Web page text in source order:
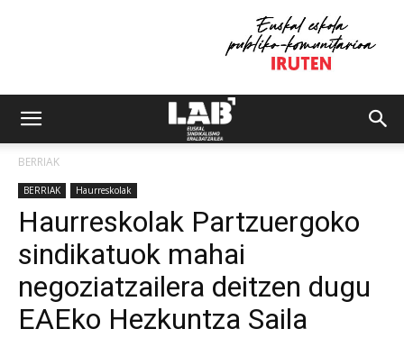
BERRIAK
BERRIAK Haurreskolak
Haurreskolak Partzuergoko
sindikatuok mahai
negoziatzailera deitzen dugu
EAEko Hezkuntza Saila